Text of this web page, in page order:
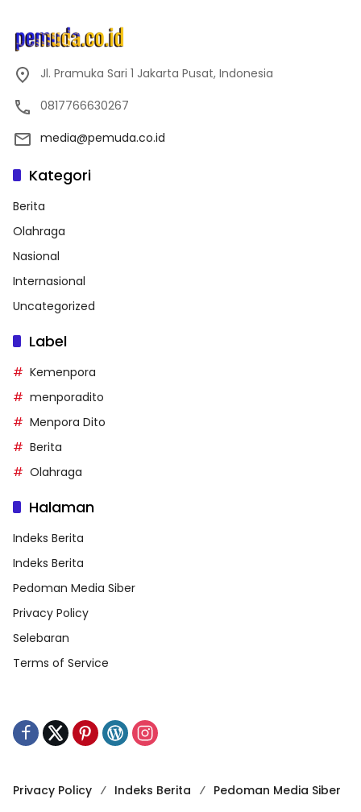
Jl. Pramuka Sari 1 Jakarta Pusat, Indonesia
0817766630267
media@pemuda.co.id
Kategori
Berita
Olahraga
Nasional
Internasional
Uncategorized
Label
Kemenpora
menporadito
Menpora Dito
Berita
Olahraga
Halaman
Indeks Berita
Indeks Berita
Pedoman Media Siber
Privacy Policy
Selebaran
Terms of Service
Privacy Policy Indeks Berita
Pedoman Media Siber